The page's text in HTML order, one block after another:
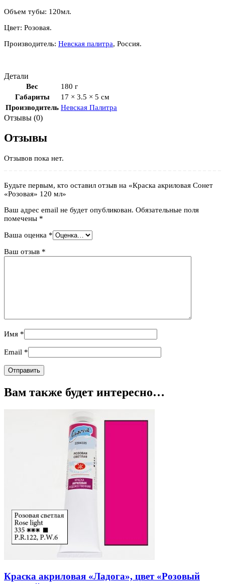
Объем тубы: 120мл.
Цвет: Розовая.
Производитель: Невская палитра, Россия.
Детали
Вес
180 г
Габариты
17 × 3.5 × 5 см
Производитель Невская Палитра
Отзывы (0)
Отзывы
Отзывов пока нет.
Будьте первым, кто оставил отзыв на «Краска акриловая Сонет
«Розовая» 120 мл»
Ваш адрес email не будет опубликован. Обязательные поля
помечены *
Ваша оценка *
Ваш отзыв *
Имя *
Email *
Вам также будет интересно…
Краска акриловая «Ладога», цвет «Розовый